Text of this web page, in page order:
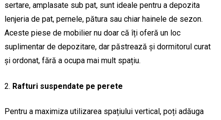
sertare, amplasate sub pat, sunt ideale pentru a depozita
lenjeria de pat, pernele, pătura sau chiar hainele de sezon.
Aceste piese de mobilier nu doar că îți oferă un loc
suplimentar de depozitare, dar păstrează și dormitorul curat
și ordonat, fără a ocupa mai mult spațiu.
Rafturi suspendate pe perete
Pentru a maximiza utilizarea spațiului vertical, poți adăuga